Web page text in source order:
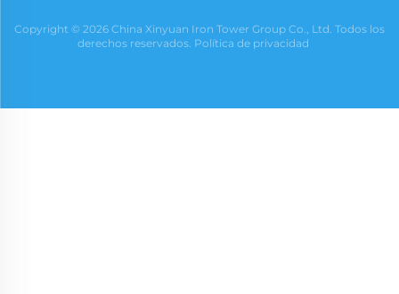
Copyright © 2026 China Xinyuan Iron Tower Group Co., Ltd. Todos los
derechos reservados. Política de privacidad